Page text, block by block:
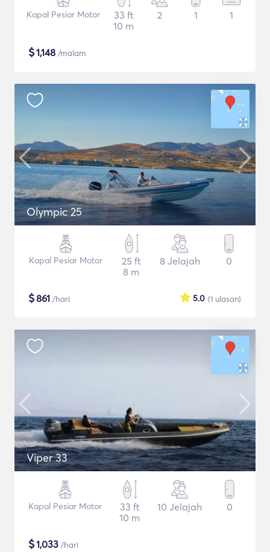
Kapal Pesiar Motor
33 ft
10 m
2 1 1
$1,148 /malam
Olympic 25
Kapal Pesiar Motor
25 ft
8 m
8 Jelajah 0
$861 /hari (1 ulasan)
5.0
Viper 33
Kapal Pesiar Motor
33 ft
10 m
10 Jelajah 0
$1,033 /hari